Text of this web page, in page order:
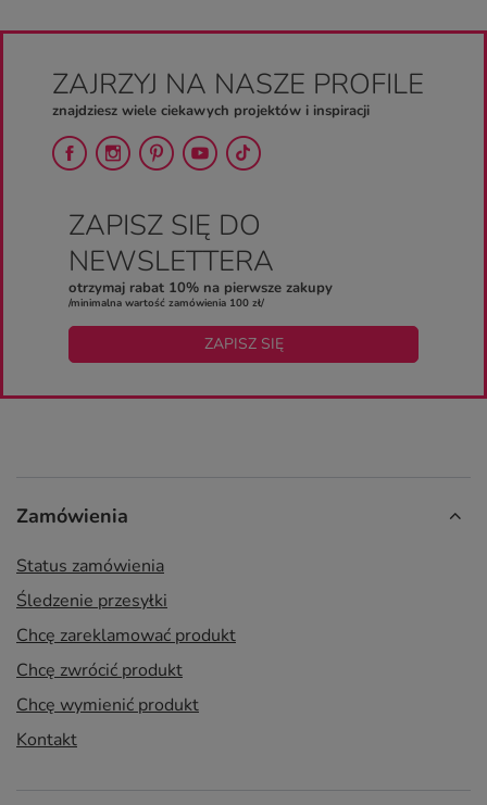
ZAJRZYJ NA NASZE PROFILE
znajdziesz wiele ciekawych projektów i inspiracji
ZAPISZ SIĘ DO
NEWSLETTERA
otrzymaj rabat 10% na pierwsze zakupy
/minimalna wartość zamówienia 100 zł/
ZAPISZ SIĘ
Zamówienia
Status zamówienia
Śledzenie przesyłki
Chcę zareklamować produkt
Chcę zwrócić produkt
Chcę wymienić produkt
Kontakt